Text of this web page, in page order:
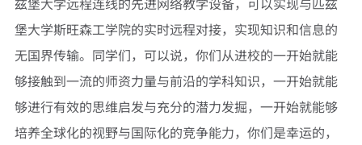
兹堡大学远程连线的先进网络教学设备，可以实现与匹兹
堡大学斯旺森工学院的实时远程对接，实现知识和信息的
无国界传输。同学们，可以说，你们从进校的一开始就能
够接触到一流的师资力量与前沿的学科知识，一开始就能
够进行有效的思维启发与充分的潜力发掘，一开始就能够
培养全球化的视野与国际化的竞争能力，你们是幸运的，